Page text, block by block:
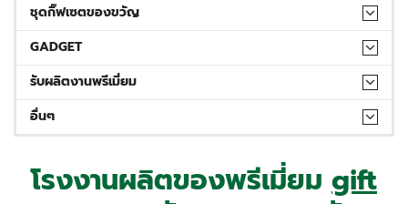
ชุดกิ๊ฟเซตของขวัญ
GADGET
รับผลิตงานพรีเมี่ยม
อื่นๆ
โรงงานผลิตของพรีเมี่ยม gift